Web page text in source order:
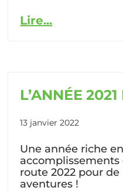
Lire...
L’ANNÉE
13 janvier 2022
Une année riche en
accomplissements
route 2022 pour
aventures !